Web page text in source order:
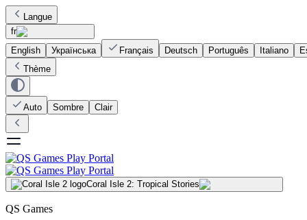
Langue
fr
English
Українська Français Deutsch Português Italiano
Thème
Auto Sombre Clair
Coral Isle 2: Tropical Stories
QS Games